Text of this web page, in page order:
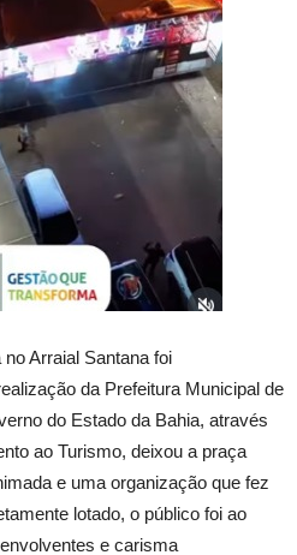
no Arraial Santana foi
da Prefeitura Municipal de
do Estado da Bahia, através
ao Turismo, deixou a praça
e uma organização que fez
lotado, o público foi ao
e carisma